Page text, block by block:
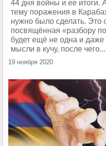
44 дня войны и ее итоги.
тему поражения в
нужно было сделать. Это
посвящённая «разбору
будет ещё не одна и
мысли в кучу, после чего...
19 ноября 2020